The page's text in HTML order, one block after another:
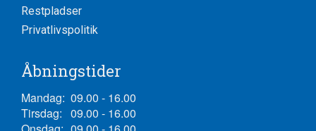
Restpladser
Privatlivspolitik
Åbningstider
Mandag: 09.00 - 16.00
Tirsdag: 09.00 - 16.00